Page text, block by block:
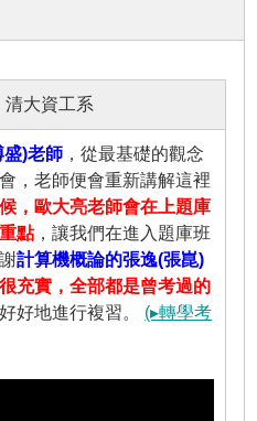
大資工系
盛)老師 ，從最基礎的觀念
，老師便會重新講解這裡
，歐大亮老師會在上題庫
點，讓我們在進入題庫班
計算機概論的張逸(張崑)
充實，全部都是曾考過的
好地進行複習。 (▸轉學考